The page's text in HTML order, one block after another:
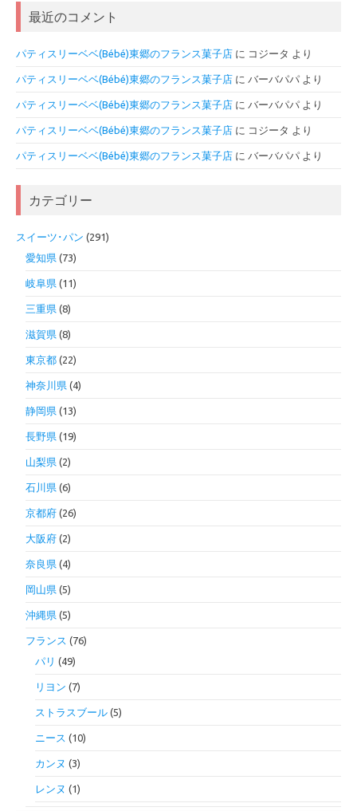
最近のコメント
パティスリーベベ(Bébé)東郷のフランス菓子店 に コジータ より
パティスリーベベ(Bébé)東郷のフランス菓子店 に バーバパパ より
パティスリーベベ(Bébé)東郷のフランス菓子店 に バーバパパ より
パティスリーベベ(Bébé)東郷のフランス菓子店 に コジータ より
パティスリーベベ(Bébé)東郷のフランス菓子店 に バーバパパ より
カテゴリー
スイーツ･パン (291)
愛知県 (73)
岐阜県 (11)
三重県 (8)
滋賀県 (8)
東京都 (22)
神奈川県 (4)
静岡県 (13)
長野県 (19)
山梨県 (2)
石川県 (6)
京都府 (26)
大阪府 (2)
奈良県 (4)
岡山県 (5)
沖縄県 (5)
フランス (76)
パリ (49)
リヨン (7)
ストラスブール (5)
ニース (10)
カンヌ (3)
レンヌ (1)